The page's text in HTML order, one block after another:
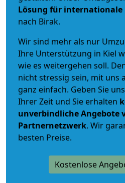
Lösung für internationale
nach Birak.
Wir sind mehr als nur
Ihre Unterstützung in Kiel
wie es weitergehen soll.
nicht stressig sein, mit uns
ganz einfach. Geben Sie
Ihrer Zeit und Sie erhalten
unverbindlicheAngebote
Partnernetzwerk. Wir
besten Preise.
Kostenlose